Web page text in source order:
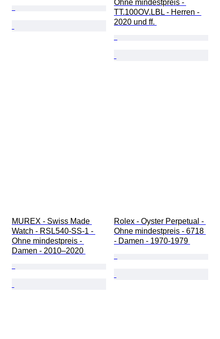
Ohne mindestpreis -
TT.100OV.LBL - Herren -
2020 und ff.
MUREX - Swiss Made
Watch - RSL540-SS-1 -
Ohne mindestpreis -
Damen - 2010–2020
Rolex - Oyster Perpetual -
Ohne mindestpreis - 6718
- Damen - 1970-1979